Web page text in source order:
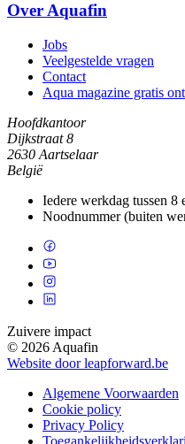
Over Aquafin
Jobs
Veelgestelde vragen
Contact
Aqua magazine gratis
Hoofdkantoor
Dijkstraat 8
2630 Aartselaar
België
Iedere werkdag tussen 8
Noodnummer (buiten
Zuivere impact
© 2026 Aquafin
Website door leapforward.be
Algemene Voorwaarden
Cookie policy
Privacy Policy